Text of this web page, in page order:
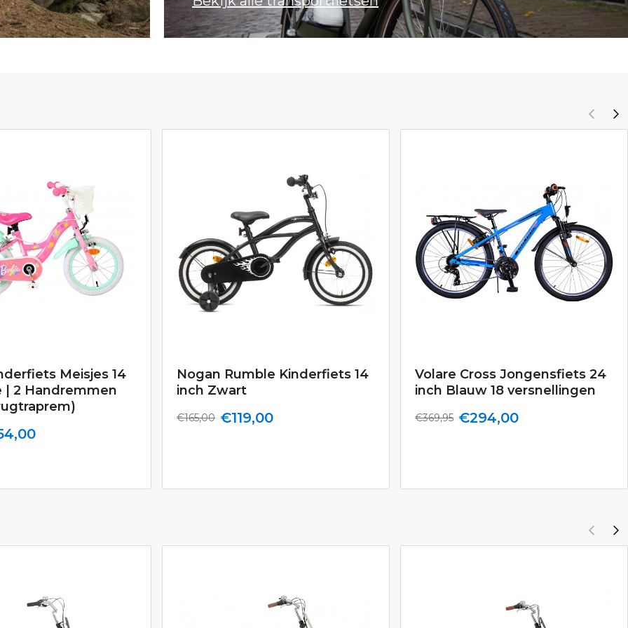
Meisjes 14
| 2 Handremmen
Nogan Rumble Kinderfiets 14
inch Zwart
€119,00
€165,00
Volare Cross Jongensfiets 24
inch Blauw 18 versnellingen
€294,00
€369,95